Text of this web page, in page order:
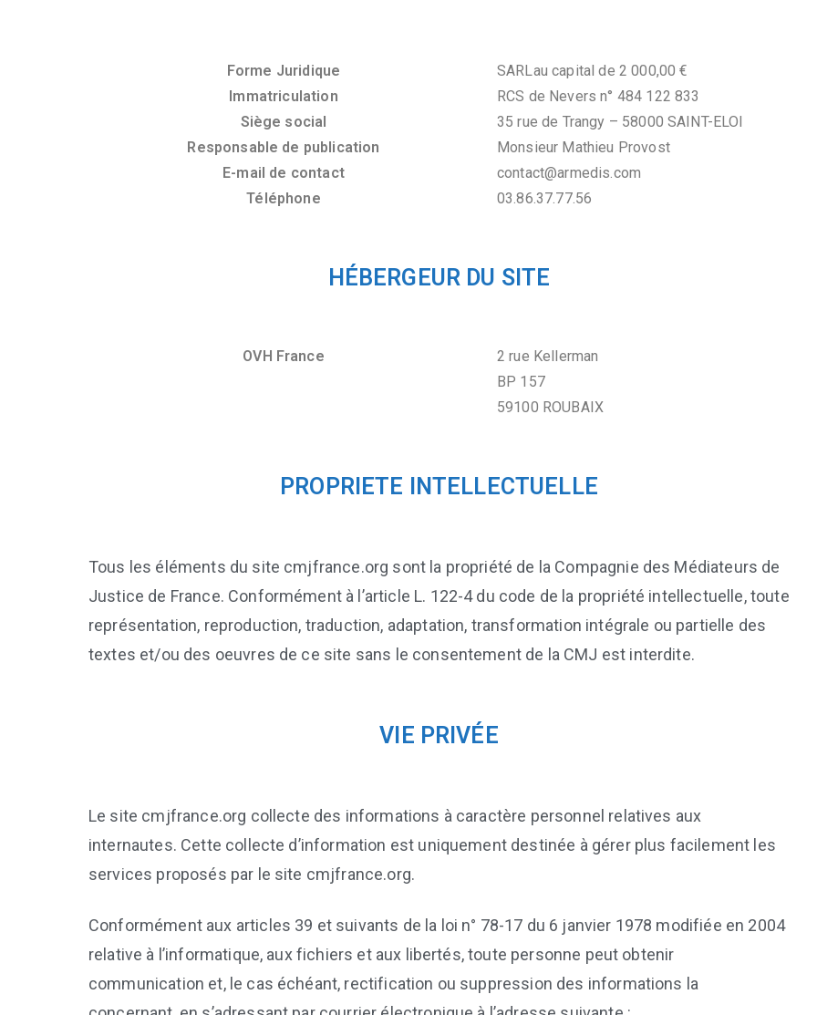
Forme Juridique
Immatriculation
Siège social
Responsable de publication
E-mail de contact
Téléphone
SARLau capital de 2 000,00 €
RCS de Nevers n° 484 122 833
35 rue de Trangy – 58000 SAINT-ELOI
Monsieur Mathieu Provost
contact@armedis.com
03.86.37.77.56
HÉBERGEUR DU SITE
OVH France
2 rue Kellerman
BP 157
59100 ROUBAIX
PROPRIETE INTELLECTUELLE
Tous les éléments du site cmjfrance.org sont la propriété de la Compagnie des Médiateurs de
Justice de France. Conformément à l’article L. 122-4 du code de la propriété intellectuelle, toute
représentation, reproduction, traduction, adaptation, transformation intégrale ou partielle des
textes et/ou des oeuvres de ce site sans le consentement de la CMJ est interdite.
VIE PRIVÉE
Le site cmjfrance.org collecte des informations à caractère personnel relatives aux
internautes. Cette collecte d’information est uniquement destinée à gérer plus facilement les
services proposés par le site cmjfrance.org.
Conformément aux articles 39 et suivants de la loi n° 78-17 du 6 janvier 1978 modifiée en 2004
relative à l’informatique, aux fichiers et aux libertés, toute personne peut obtenir
communication et, le cas échéant, rectification ou suppression des informations la